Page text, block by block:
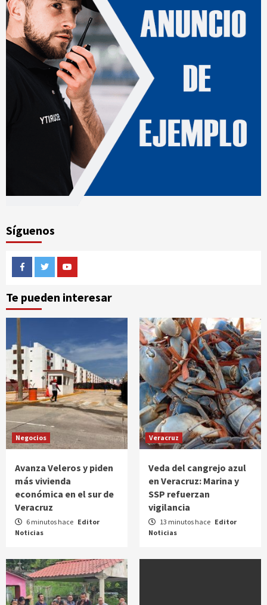
Síguenos
FacebookTwitterYoutube
Te pueden interesar
Negocios
Avanza Veleros y piden
más vivienda
económica en el sur de
Veracruz
6 minutos hace Editor
Noticias
Veracruz
Veda del cangrejo azul
en Veracruz: Marina y
SSP refuerzan
vigilancia
13 minutos hace Editor
Noticias